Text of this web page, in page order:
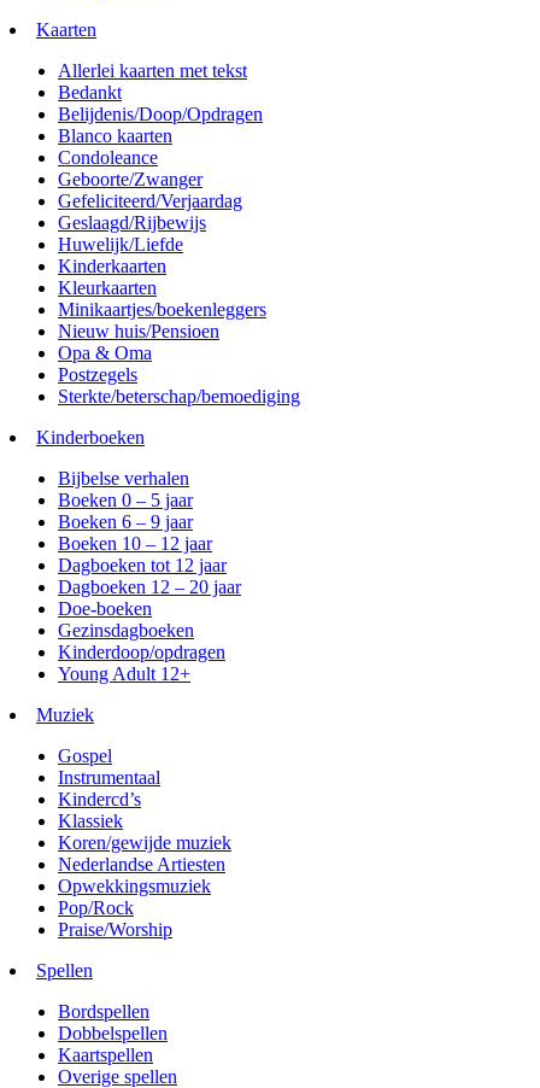
Kaarten
Allerlei kaarten met tekst
Bedankt
Belijdenis/Doop/Opdragen
Blanco kaarten
Condoleance
Geboorte/Zwanger
Gefeliciteerd/Verjaardag
Geslaagd/Rijbewijs
Huwelijk/Liefde
Kinderkaarten
Kleurkaarten
Minikaartjes/boekenleggers
Nieuw huis/Pensioen
Opa & Oma
Postzegels
Sterkte/beterschap/bemoediging
Kinderboeken
Bijbelse verhalen
Boeken 0 – 5 jaar
Boeken 6 – 9 jaar
Boeken 10 – 12 jaar
Dagboeken tot 12 jaar
Dagboeken 12 – 20 jaar
Doe-boeken
Gezinsdagboeken
Kinderdoop/opdragen
Young Adult 12+
Muziek
Gospel
Instrumentaal
Kindercd’s
Klassiek
Koren/gewijde muziek
Nederlandse Artiesten
Opwekkingsmuziek
Pop/Rock
Praise/Worship
Spellen
Bordspellen
Dobbelspellen
Kaartspellen
Overige spellen